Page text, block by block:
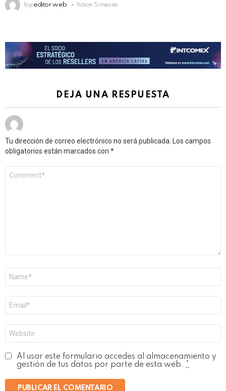
by editor web hace 5 meses
DEJA UNA RESPUESTA
Tu dirección de correo electrónico no será publicada. Los campos
obligatorios están marcados con *
electrónico
*
Al usar este formulario accedes al almacenamiento y
gestión de tus datos por parte de esta web. *